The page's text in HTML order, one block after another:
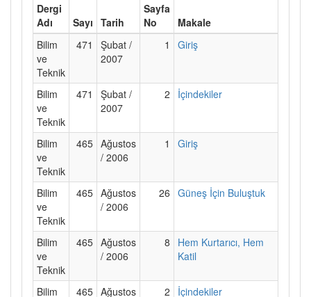
Dergi
Adı
Sayı Tarih
Sayfa
No
Makale
Bilim
ve
Teknik
471
Şubat /
2007
1 Giriş
Bilim
ve
Teknik
471
Şubat /
2007
2 İçindekiler
Bilim
ve
Teknik
465 Ağustos
/ 2006
1 Giriş
Bilim
ve
Teknik
465 Ağustos
/ 2006
26 Güneş İçin Buluştuk
Bilim
ve
Teknik
465 Ağustos
/ 2006
8
Hem Kurtarıcı, Hem
Katil
Bilim 465 Ağustos 2 İçindekiler